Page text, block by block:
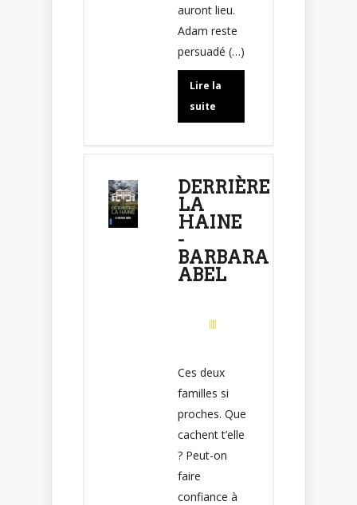
auront lieu.
Adam reste
persuadé (…)
Lire la
suite
DERRIÈRE
LA
HAINE
-
BARBARA
ABEL
Ces deux
familles si
proches. Que
cachent t’elle
? Peut-on
faire
confiance à